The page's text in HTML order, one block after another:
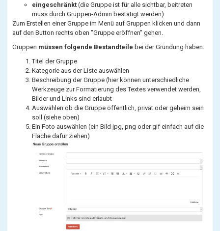
eingeschränkt (die Gruppe ist für alle sichtbar, beitreten
muss durch Gruppen-Admin bestätigt werden)
Zum Erstellen einer Gruppe im Menü auf Gruppen klicken und dann
auf den Button rechts oben "Gruppe eröffnen" gehen.
Gruppen müssen folgende Bestandteile bei der Gründung haben:
Titel der Gruppe
Kategorie aus der Liste auswählen
Beschreibung der Gruppe (hier können unterschiedliche
Werkzeuge zur Formatierung des Textes verwendet werden,
Bilder und Links sind erlaubt
Auswählen ob die Gruppe öffentlich, privat oder geheim sein
soll (siehe oben)
Ein Foto auswählen (ein Bild jpg, png oder gif einfach auf die
Fläche dafür ziehen)